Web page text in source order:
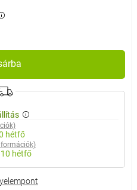
hétfő
hétfő